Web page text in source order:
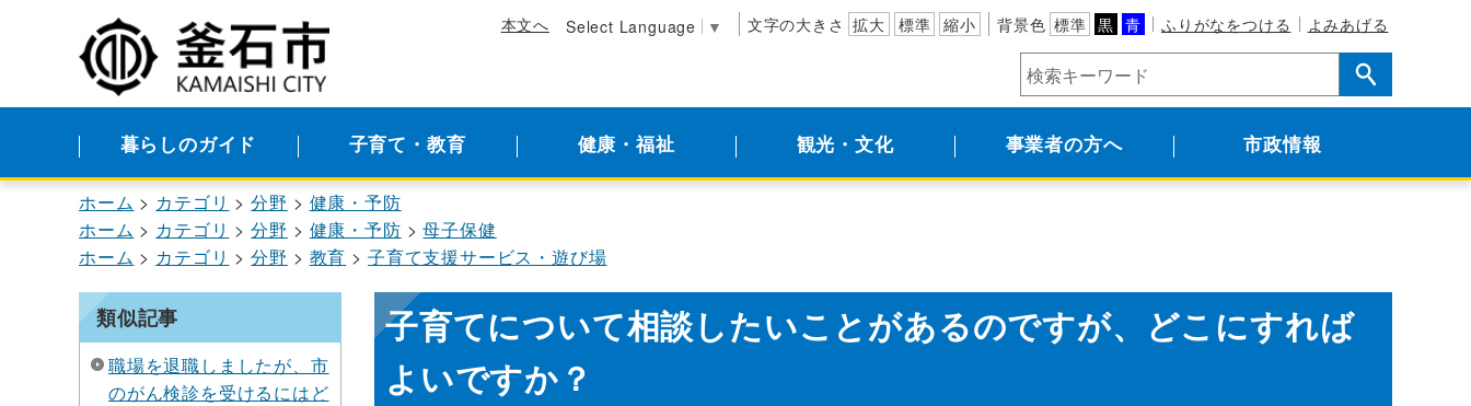
本文へ Select Language ▼ 文字の大きさ 拡大 標準 縮小 背景色 標準 黒 青 ふりがなをつける よみあげる
暮らしのガイド 子育て・教育 健康・福祉 観光・文化 事業者の方へ 市政情報
ホーム カテゴリ 分野
健康・予防
ホーム
カテゴリ 分野 健康・予防
母子保健
ホーム
カテゴリ 分野 教育 子育て支援サービス・遊び場
類似記事
職場を退職しましたが、市
のがん検診を受けるにはど
子育てについて相談したいことがあるのですが、どこにすれば
よいですか？